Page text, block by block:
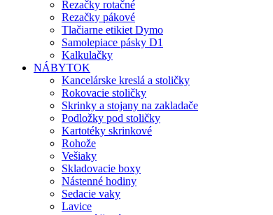
Rezačky rotačné
Rezačky pákové
Tlačiarne etikiet Dymo
Samolepiace pásky D1
Kalkulačky
NÁBYTOK
Kancelárske kreslá a stoličky
Rokovacie stoličky
Skrinky a stojany na zakladače
Podložky pod stoličky
Kartotéky skrinkové
Rohože
Vešiaky
Skladovacie boxy
Nástenné hodiny
Sedacie vaky
Lavice